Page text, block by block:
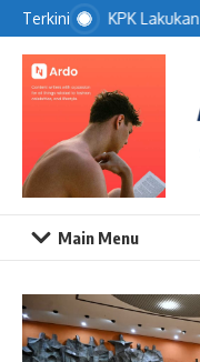
Lewati ke konten
Terkini KPK
Main Menu